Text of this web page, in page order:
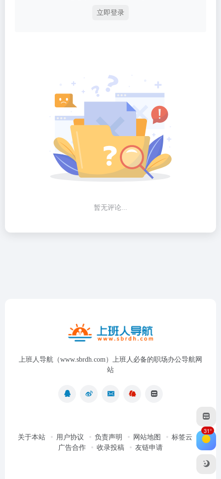
立即登录
暂无评论...
上班人导航（www.sbrdh.com）上班人必备的职场办公导航网
站
关于本站 用户协议 负责声明 网站地图
标签云
广告合作
收录投稿 友链申请
31°